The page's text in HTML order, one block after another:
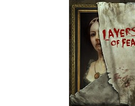
Iris and the